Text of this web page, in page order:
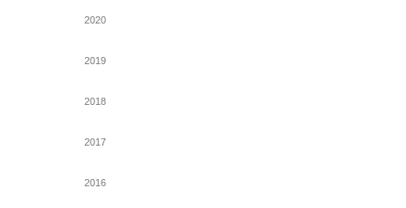
2020
2019
2018
2017
2016